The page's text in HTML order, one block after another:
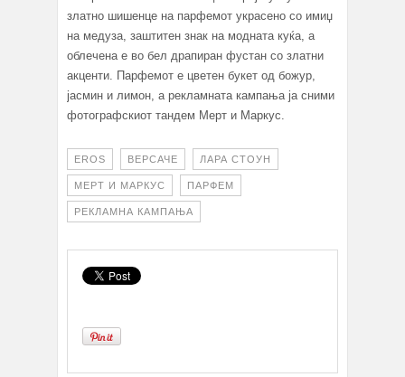
златно шишенце на парфемот украсено со имиџ
на медуза, заштитен знак на модната куќа, а
облечена е во бел драпиран фустан со златни
акценти. Парфемот е цветен букет од божур,
јасмин и лимон, а рекламната кампања ја сними
фотографскиот тандем Мерт и Маркус.
EROS ВЕРСАЧЕ ЛАРА СТОУН
МЕРТ И МАРКУС ПАРФЕМ
РЕКЛАМНА КАМПАЊА